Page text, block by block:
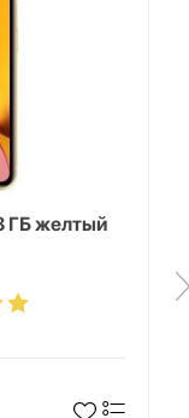
ГБ желтый